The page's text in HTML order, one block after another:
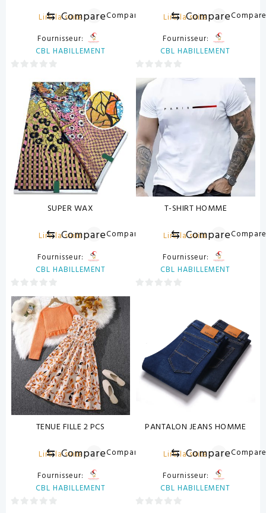
Lire la suite
⇆ CompareCompare
Fournisseur:
CBL HABILLEMENT
Lire la suite
⇆ Compare
Fournisseur:
CBL HABILLEMENT
sur
SUPER WAX
Lire la suite
⇆ CompareCompare
Fournisseur:
CBL HABILLEMENT
0
sur
5
T-SHIRT HOMME
Lire la suite
⇆ Compare
Fournisseur:
CBL HABILLEMENT
TENUE FILLE 2 PCS
Lire la suite
⇆ CompareCompare
Fournisseur:
CBL HABILLEMENT
PANTALON JEANS HOMME
Lire la suite
⇆ Compare
Fournisseur:
CBL HABILLEMENT